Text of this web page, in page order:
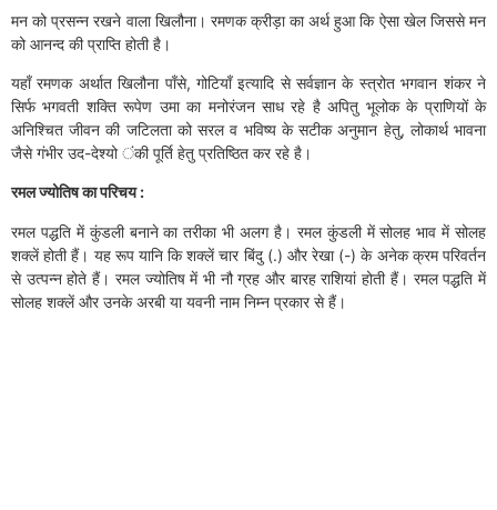
मन को प्रसन्न रखने वाला खिलौना। रमणक क्रीड़ा का अर्थ हुआ कि ऐसा खेल जिससे मन
को आनन्द की प्राप्ति होती है।
यहाँ रमणक अर्थात खिलौना पाँसे, गोटियाँ इत्यादि से सर्वज्ञान के स्त्रोत भगवान शंकर ने
सिर्फ भगवती शक्ति रूपेण उमा का मनोरंजन साध रहे है अपितु भूलोक के प्राणियों के
अनिश्चित जीवन की जटिलता को सरल व भविष्य के सटीक अनुमान हेतु, लोकार्थ भावना
जैसे गंभीर उद-देश्यो ंकी पूर्ति हेतु प्रतिष्ठित कर रहे है।
रमल ज्योतिष का परिचय :
रमल पद्धति में कुंडली बनाने का तरीका भी अलग है। रमल कुंडली में सोलह भाव में सोलह
शक्लें होती हैं। यह रूप यानि कि शक्लें चार बिंदु (.) और रेखा (-) के अनेक क्रम परिवर्तन
से उत्पन्न होते हैं। रमल ज्योतिष में भी नौ ग्रह और बारह राशियां होती हैं। रमल पद्धति में
सोलह शक्लें और उनके अरबी या यवनी नाम निम्न प्रकार से हैं।